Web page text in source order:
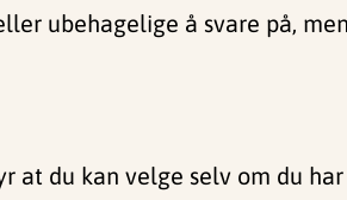
ubehagelige å svare på,
du kan velge selv om du